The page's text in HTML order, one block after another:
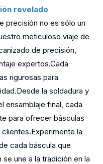
revelado
precisión no es sólo un
meticuloso viaje de
de precisión,
expertos.Cada
rigurosas para
la soldadura y
ensamblaje final, cada
para ofrecer básculas
la
cada báscula que
une a la tradición en la